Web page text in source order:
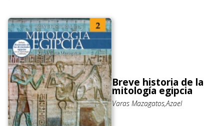
Breve historia de la
mitología egipcia
Varas Mazagatos,Azael